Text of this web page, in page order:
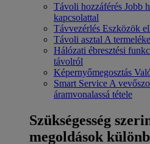
Távoli hozzáférés Jobb
kapcsolattal
Távvezérlés Eszközök
Távoli asztal A
Hálózati ébresztési
távolról
Képernyőmegosztás
Smart Service A
áramvonalassá tétele
Szükségesség
megoldások